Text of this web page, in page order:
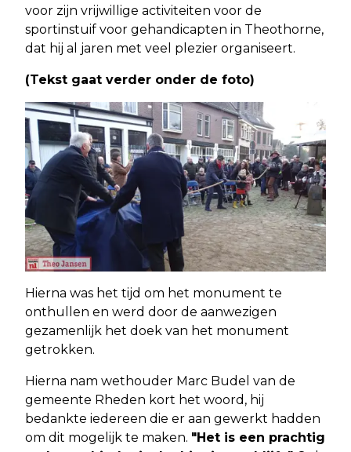
voor zijn vrijwillige activiteiten voor de
sportinstuif voor gehandicapten in Theothorne,
dat hij al jaren met veel plezier organiseert.
(Tekst gaat verder onder de foto)
Hierna was het tijd om het monument te
onthullen en werd door de aanwezigen
gezamenlijk het doek van het monument
getrokken.
Hierna nam wethouder Marc Budel van de
gemeente Rheden kort het woord, hij
bedankte iedereen die er aan gewerkt hadden
om dit mogelijk te maken. "Het is een prachtig